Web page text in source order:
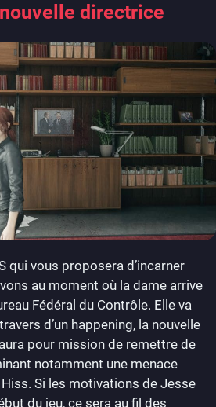
directrice
qui vous proposera d’incarner
au moment où la dame arrive
Fédéral du Contrôle. Elle va
d’un happening, la nouvelle
pour mission de remettre de
notamment une menace
Si les motivations de Jesse
du jeu, ce sera au fil des